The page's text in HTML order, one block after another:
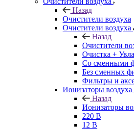
Назад
Очистители воздуха
Очистители воздуха
Назад
Очистители
Очистка +
Cо сменными
Без сменных
Фильтры и
Ионизаторы воздуха
Назад
Ионизаторы
220 В
12 В